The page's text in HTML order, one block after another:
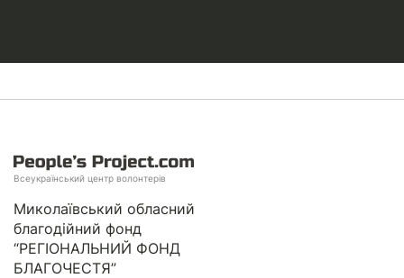
Всеукраїнський центр волонтерів
Миколаївський обласний
благодійний фонд
“РЕГІОНАЛЬНИЙ ФОНД
БЛАГОЧЕСТЯ”